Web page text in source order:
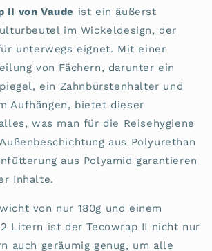
II von Vaude ist ein äußerst
im Wickeldesign, der
unterwegs eignet. Mit einer
von Fächern, darunter ein
ein Zahnbürstenhalter und
Aufhängen, bietet dieser
was man für die Reisehygiene
aus Polyurethan
aus Polyamid garantieren
Inhalte.
von nur 180g und einem
Litern ist der Tecowrap II nicht nur
auch geräumig genug, um alle